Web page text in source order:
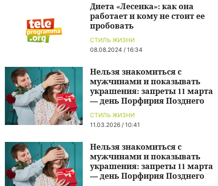
СТИЛЬ ЖИЗНИ
08.08.2024 / 16:34
Диета «Лесенка»: как она
работает и кому не стоит ее
пробовать
СТИЛЬ ЖИЗНИ
11.03.2026 / 10:41
Нельзя знакомиться с
мужчинами и показывать
украшения: запреты 11 марта
— день Порфирия Позднего
Нельзя знакомиться с
мужчинами и показывать
украшения: запреты 11 марта
— день Порфирия Позднего